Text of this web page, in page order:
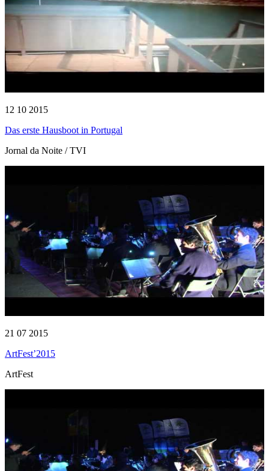
12 10 2015
Das erste Hausboot in Portugal
Jornal da Noite / TVI
21 07 2015
ArtFest’2015
ArtFest